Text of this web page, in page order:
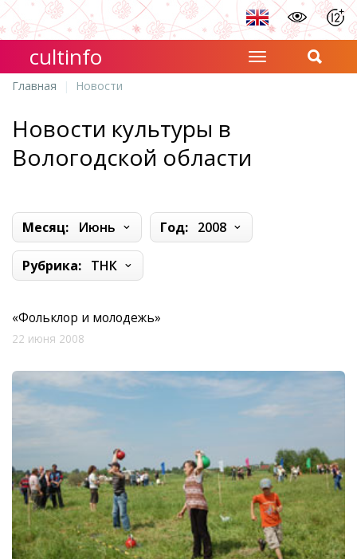
cultinfo
Главная Новости
Новости культуры в
Вологодской области
Месяц: Июнь Год: 2008
Рубрика: ТНК
«Фольклор и молодежь»
22 июня 2008